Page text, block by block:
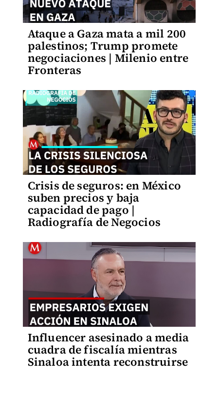
Ataque a Gaza mata a mil 200
palestinos; Trump promete
negociaciones | Milenio entre
Fronteras
Crisis de seguros: en México
suben precios y baja
capacidad de pago |
Radiografía de Negocios
Influencer asesinado a media
cuadra de fiscalía mientras
Sinaloa intenta reconstruirse